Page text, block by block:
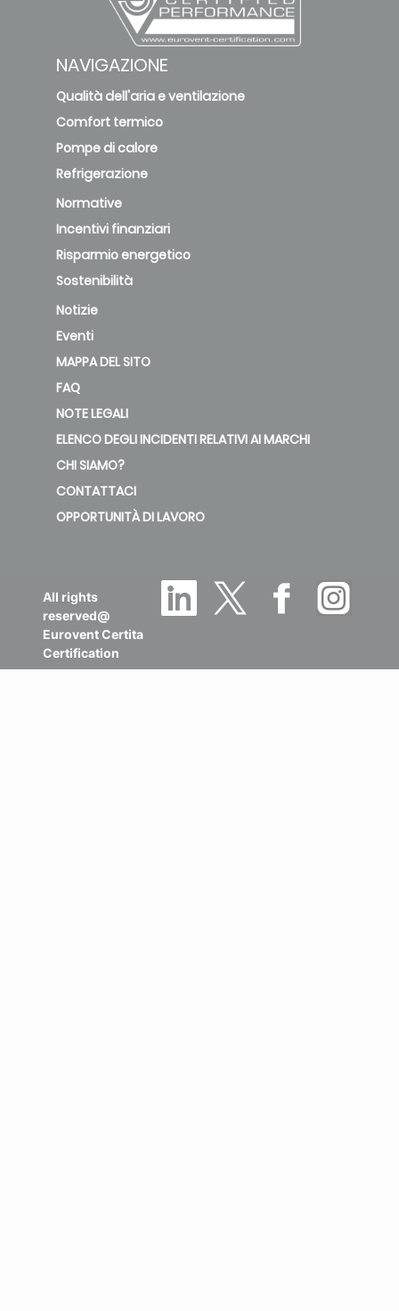
NAVIGAZIONE
Qualità dell'aria e ventilazione
Comfort termico
Pompe di calore
Refrigerazione
Normative
Incentivi finanziari
Risparmio energetico
Sostenibilità
Notizie
Eventi
MAPPA DEL SITO
FAQ
NOTE LEGALI
ELENCO DEGLI INCIDENTI RELATIVI AI MARCHI
CHI SIAMO?
CONTATTACI
OPPORTUNITÀ DI LAVORO
All rights
reserved@
Eurovent Certita
Certification